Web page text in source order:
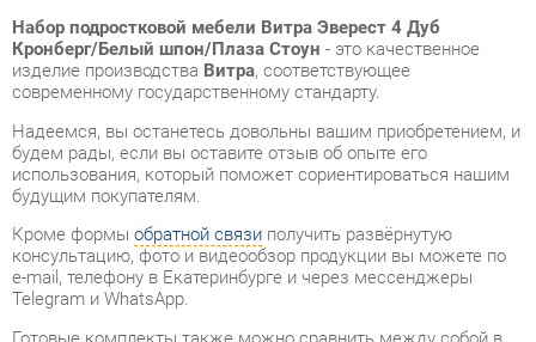
Надеемся, вы останетесь довольны вашим приобретением, и
будем рады, если вы оставите отзыв об опыте его
использования, который поможет сориентироваться нашим
будущим покупателям.
Кроме формы обратной связиполучить развёрнутую
консультацию, фото и видеообзор продукции вы можете по
e-mail, телефону в Екатеринбурге и через мессенджеры
Telegram и WhatsApp.
Готовые комплекты также можно сравнить между собой в
нашем шоу-руме и купить Набор подростковой мебели Витра
Эверест 4 Дуб Кронберг/Белый шпон/Плаза Стоун,
самостоятельно забрав его с нашего центрального склада в
г. Екатеринбург. Полный список адресов и магазинов
смотрите на странице